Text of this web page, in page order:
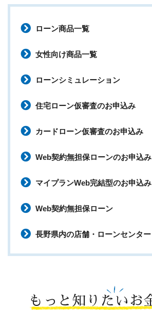
ローン商品一覧
女性向け商品一覧
ローンシミュレーション
住宅ローン仮審査のお申込み
カードローン仮審査のお申込み
Web契約無担保ローンのお申込み
マイプランWeb完結型のお申込み
Web契約無担保ローン
長野県内の店舗・ローンセンター
もっと知りたいお